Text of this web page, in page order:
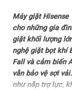
Thời gian bảo
Mức tiêu thụ điện
Công nghệ giặt
Chương trình: Đồ
Máy giặt Hisense
cho những gia
giặt khối lượng
nghệ giặt bọt khí
Fall và cảm biến
vẫn bảo vệ sợi
như nắp trợ lực,